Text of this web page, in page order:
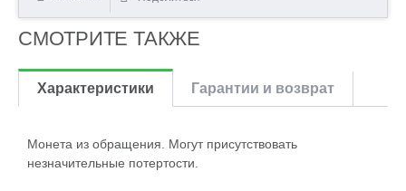
СМОТРИТЕ ТАКЖЕ
Характеристики Гарантии и возврат
Монета из обращения. Могут присутствовать
незначительные потертости.